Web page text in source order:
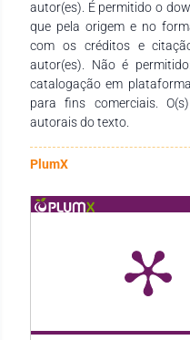
autor(es). É permitido o
que pela origem e no
com os créditos e
autor(es). Não é
catalogação em
para fins comerciais.
autorais do texto.
PlumX